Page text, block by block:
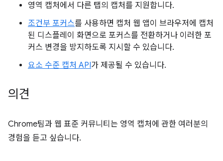
영역 캡처에서 다른 탭의 캡처를 지원합니다.
조건부 포커스를 사용하면 캡처 웹 앱이 브라우저에 캡처
된 디스플레이 화면으로 포커스를 전환하거나 이러한 포
커스 변경을 방지하도록 지시할 수 있습니다.
요소 수준 캡처 API가 제공될 수 있습니다.
의견
Chrome팀과 웹 표준 커뮤니티는 영역 캡처에 관한 여러분의
경험을 듣고 싶습니다.